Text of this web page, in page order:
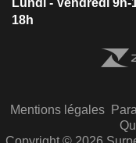
18h
Mentions légales